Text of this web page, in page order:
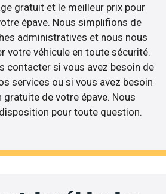
gratuit et le meilleur prix pour
épave. Nous simplifions de
administratives et nous nous
votre véhicule en toute sécurité.
contacter si vous avez besoin de
services ou si vous avez besoin
gratuite de votre épave. Nous
pour toute question.